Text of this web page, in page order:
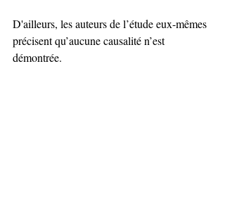
D'ailleurs, les auteurs de l’étude eux-mêmes
précisent qu’aucune causalité n’est
démontrée.